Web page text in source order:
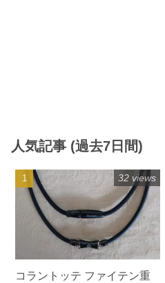
人気記事 (過去7日間)
コラントッテ ファイテン重
32 views